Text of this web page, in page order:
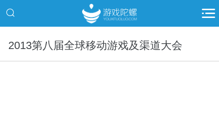
2013第八届全球移动游戏及渠道大会